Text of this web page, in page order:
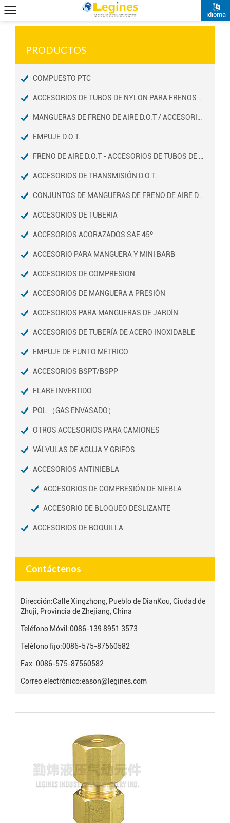
idioma
PRODUCTOS
COMPUESTO PTC
EMPUJE D.O.T.
ACCESORIOS DE TRANSMISIÓN D.O.T.
CONJUNTOS DE MANGUERAS DE FRENO DE AIRE D.O.T
ACCESORIOS DE TUBERIA
ACCESORIOS ACORAZADOS SAE 45º
ACCESORIO PARA MANGUERA Y MINI BARB
ACCESORIOS DE COMPRESION
ACCESORIOS DE MANGUERA A PRESIÓN
ACCESORIOS PARA MANGUERAS DE JARDÍN
ACCESORIOS DE TUBERÍA DE ACERO INOXIDABLE
EMPUJE DE PUNTO MÉTRICO
ACCESORIOS BSPT/BSPP
FLARE INVERTIDO
POL （GAS ENVASADO）
OTROS ACCESORIOS PARA CAMIONES
VÁLVULAS DE AGUJA Y GRIFOS
ACCESORIOS ANTINIEBLA
ACCESORIOS DE COMPRESIÓN DE NIEBLA
ACCESORIO DE BLOQUEO DESLIZANTE
ACCESORIOS DE BOQUILLA
Contáctenos
Dirección:Calle Xingzhong, Pueblo de DianKou, Ciudad de
Zhuji, Provincia de Zhejiang, China
Teléfono Móvil:0086-139 8951 3573
Teléfono fijo:0086-575-87560582
Fax: 0086-575-87560582
Correo electrónico:eason@legines.com